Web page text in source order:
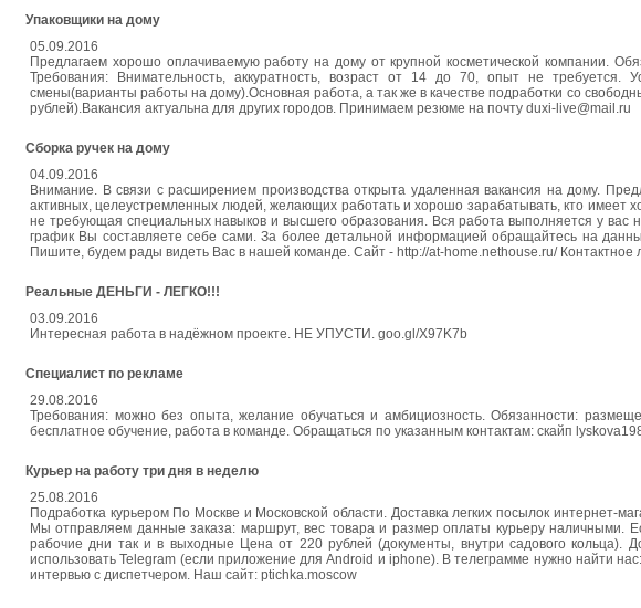
Упаковщики на дому
05.09.2016
Предлагаем хорошо оплачиваемую работу на дому от крупной косметической компании.
Требования: Внимательность, аккуратность, возраст от 14 до 70, опыт не требуется.
смены(варианты работы на дому).Основная работа, а так же в качестве подработки со
рублей).Вакансия актуальна для других городов. Принимаем резюме на почту duxi-live@mail.ru
Сборка ручек на дому
04.09.2016
Внимание. В связи с расширением производства открыта удаленная вакансия на дому.
активных, целеустремленных людей, желающих работать и хорошо зарабатывать, кто имеет
не требующая специальных навыков и высшего образования. Вся работа выполняется у вас
график Вы составляете себе сами. За более детальной информацией обращайтесь на
Пишите, будем рады видеть Вас в нашей команде. Сайт - http://at-home.nethouse.ru/ Контактное
Реальные ДЕНЬГИ - ЛЕГКО!!!
03.09.2016
Интересная работа в надёжном проекте. НЕ УПУСТИ. goo.gl/X97K7b
Специалист по рекламе
29.08.2016
Требования: можно без опыта, желание обучаться и амбициозность. Обязанности:
бесплатное обучение, работа в команде. Обращаться по указанным контактам: скайп
Курьер на работу три дня в неделю
25.08.2016
Подработка курьером По Москве и Московской области. Доставка легких посылок интернет-
Мы отправляем данные заказа: маршрут, вес товара и размер оплаты курьеру наличными.
рабочие дни так и в выходные Цена от 220 рублей (документы, внутри садового
использовать Telegram (если приложение для Android и iphone). В телеграмме нужно найти
интервью с диспетчером. Наш сайт: ptichka.moscow